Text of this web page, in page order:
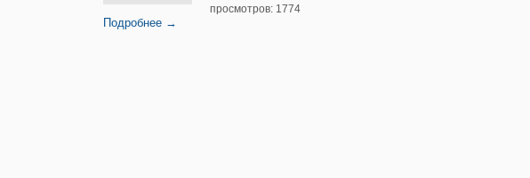
Подробнее →
просмотров: 1774